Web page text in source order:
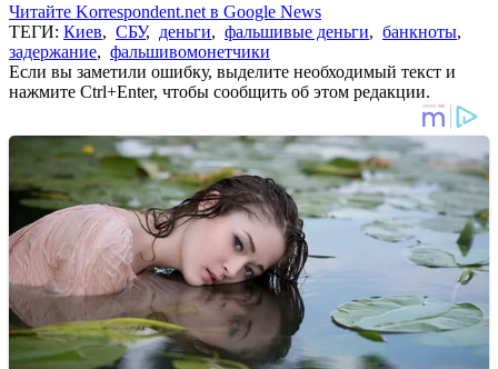
Читайте Korrespondent.net в Google News
ТЕГИ: Киев, СБУ, деньги, фальшивые деньги, банкноты,
задержание, фальшивомонетчики
Если вы заметили ошибку, выделите необходимый текст и
нажмите Ctrl+Enter, чтобы сообщить об этом редакции.